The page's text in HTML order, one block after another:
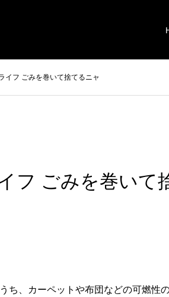
イフ ごみを巻いて捨てるニャ
フ ごみを巻いて
、カーペットや布団などの可燃性